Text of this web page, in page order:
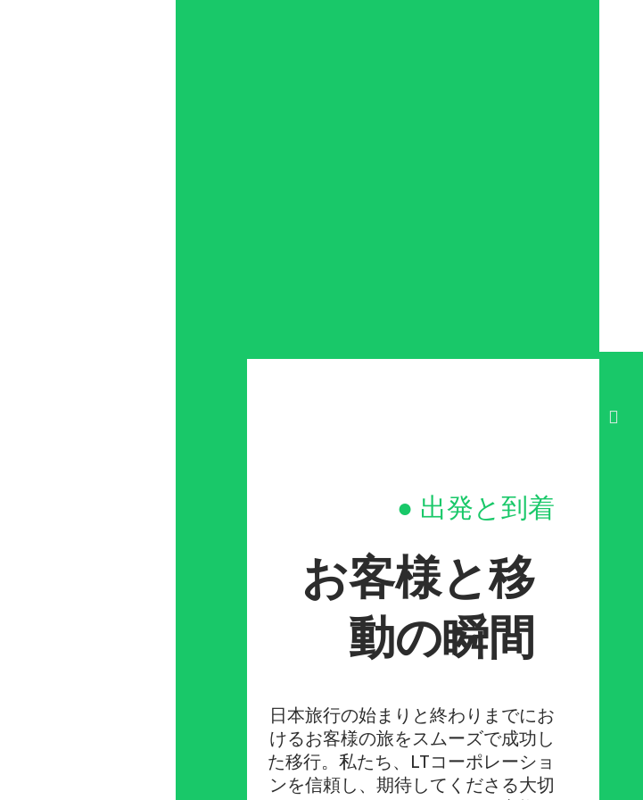
● 出発と到着
お客様と移
動の瞬間
日本旅行の始まりと終わりまでにお
けるお客様の旅をスムーズで成功し
た移行。私たち、LTコーポレーショ
ンを信頼し、期待してくださる大切